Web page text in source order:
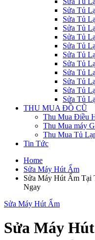
Sửa Tủ
Sửa Tủ
Sửa Tủ
Sửa Tủ
Sửa Tủ
Sửa Tủ
Sửa Tủ
Sửa Tủ
Sửa Tủ
Sửa Tủ
Sửa Tủ
THU MUA ĐỒ CŨ
Thu Mua Điều
Thu Mua máy
Thu Mua Tủ
Tin Tức
Home
Sửa Máy Hút Ẩm
Sửa Máy Hút Ẩm Tại
Ngay
Sửa Máy Hút Ẩm
Sửa Máy